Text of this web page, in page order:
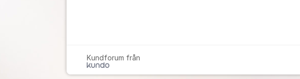
Kundforum från